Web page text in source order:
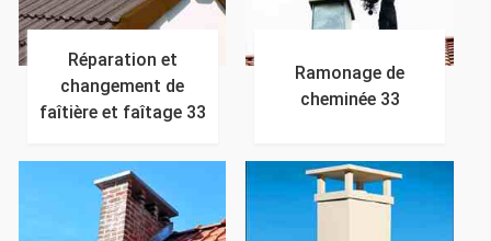
Réparation et
changement de
faîtière et faîtage 33
Ramonage de
cheminée 33